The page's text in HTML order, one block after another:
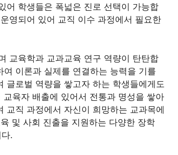
어 학생들은 폭넓은 진로 선택이 가능합
영되어 있어 교직 이수 과정에서 필요한
교육학과 교과교육 연구 역량이 탄탄합
이론과 실제를 연결하는 능력을 기를
글로벌 역량을 쌓고자 하는 학생들에게도
육자 배출에 있어서 전통과 명성을 쌓아
교직 과정에서 자신이 희망하는 교과목에
및 사회 진출을 지원하는 다양한 장학
.